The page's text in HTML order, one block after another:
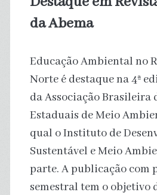
da Abema
Educação Ambiental no
Norte é destaque na 4ª
da Associação Brasileira
Estaduais de Meio
qual o Instituto de
Sustentável e Meio
parte. A publicação com
semestral tem o objetivo